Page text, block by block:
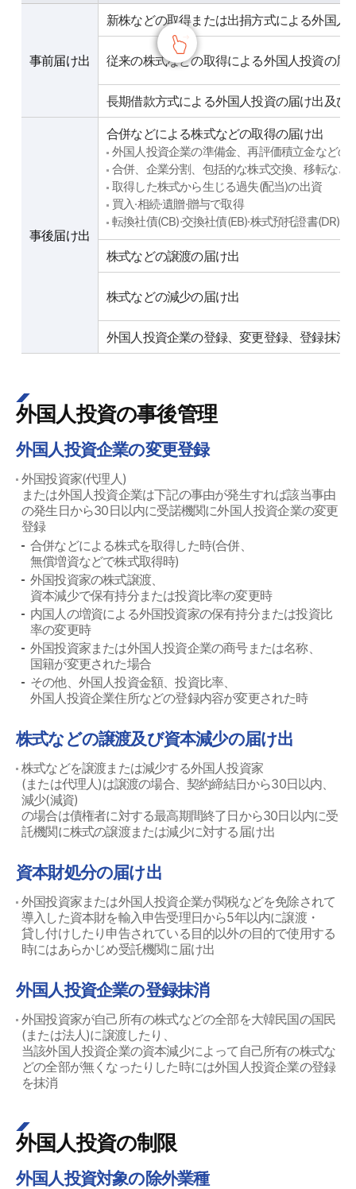
事前届け出
新株などの取得または出捐方式による外国
従来の株式などの取得による外国人投資の届
長期借款方式による外国人投資の届け出及び
事後届け出
合併などによる株式などの取得の届け出
外国人投資企業の準備金、再評価積立金などの
合併、企業分割、包括的な株式交換、移転など
取得した株式から生じる過失(配当)の出資
買入·相続·遺贈·贈与で取得
転換社債(CB)·交換社債(EB)·株式預托證書(DR)
株式などの譲渡の届け出
株式などの減少の届け出
外国人投資企業の登録、変更登録、登録抹消
外国人投資の事後管理
外国人投資企業の変更登録
外国投資家(代理人)
または外国人投資企業は下記の事由が発生すれば該当事由
の発生日から30日以内に受諾機関に外国人投資企業の変更
登録
合併などによる株式を取得した時(合併、
無償増資などで株式取得時)
外国投資家の株式譲渡、
資本減少で保有持分または投資比率の変更時
内国人の増資による外国投資家の保有持分または投資比
率の変更時
外国投資家または外国人投資企業の商号または名称、
国籍が変更された場合
その他、外国人投資金額、投資比率、
外国人投資企業住所などの登録内容が変更された時
株式などの譲渡及び資本減少の届け出
株式などを譲渡または減少する外国人投資家
(または代理人)は譲渡の場合、契約締結日から30日以内、
減少(減資)
の場合は債権者に対する最高期間終了日から30日以内に受
託機関に株式の譲渡または減少に対する届け出
資本財処分の届け出
外国投資家または外国人投資企業が関税などを免除されて
導入した資本財を輸入申告受理日から5年以内に譲渡・
貸し付けしたり申告されている目的以外の目的で使用する
時にはあらかじめ受託機関に届け出
外国人投資企業の登録抹消
外国投資家が自己所有の株式などの全部を大韓民国の国民
(または法人)に譲渡したり、
当該外国人投資企業の資本減少によって自己所有の株式な
どの全部が無くなったりした時には外国人投資企業の登録
を抹消
外国人投資の制限
外国人投資対象の除外業種